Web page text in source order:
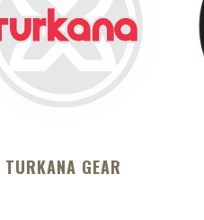
TURKANA GEAR